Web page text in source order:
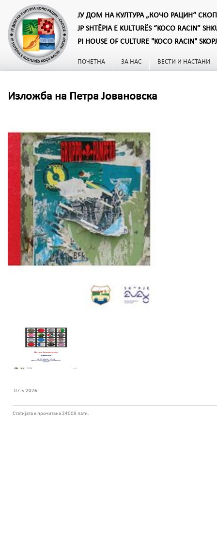
ЈУ ДОМ НА КУЛТУРА „КОЧО РАЦИН“
JP SHTËPIA E KULTURËS “KOCO RACIN”
PI HOUSE OF CULTURE "KOCO RACIN"
ПОЧЕТНА ЗА НАС ВЕСТИ И НАСТАНИ
Изложба на Петра Јовановска
07.5.2026
Статијата е прочитана 24009 пати.